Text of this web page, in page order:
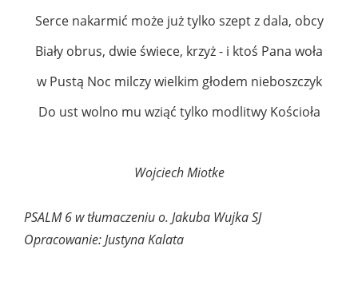
Serce nakarmić może już tylko szept z dala, obcy
Biały obrus, dwie świece, krzyż - i ktoś Pana woła
w Pustą Noc milczy wielkim głodem nieboszczyk
Do ust wolno mu wziąć tylko modlitwy Kościoła
Wojciech Miotke
PSALM 6 w tłumaczeniu o. Jakuba Wujka SJ
Opracowanie: Justyna Kalata